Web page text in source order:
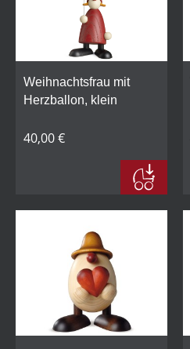
Weihnachtsfrau mit
Herzballon, klein
40,00 €